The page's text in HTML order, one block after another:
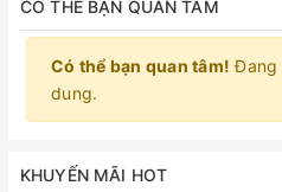
CÓ THỂ BẠN QUAN TÂM
Có thể bạn quan tâm! Đang
dung.
KHUYẾN MÃI HOT